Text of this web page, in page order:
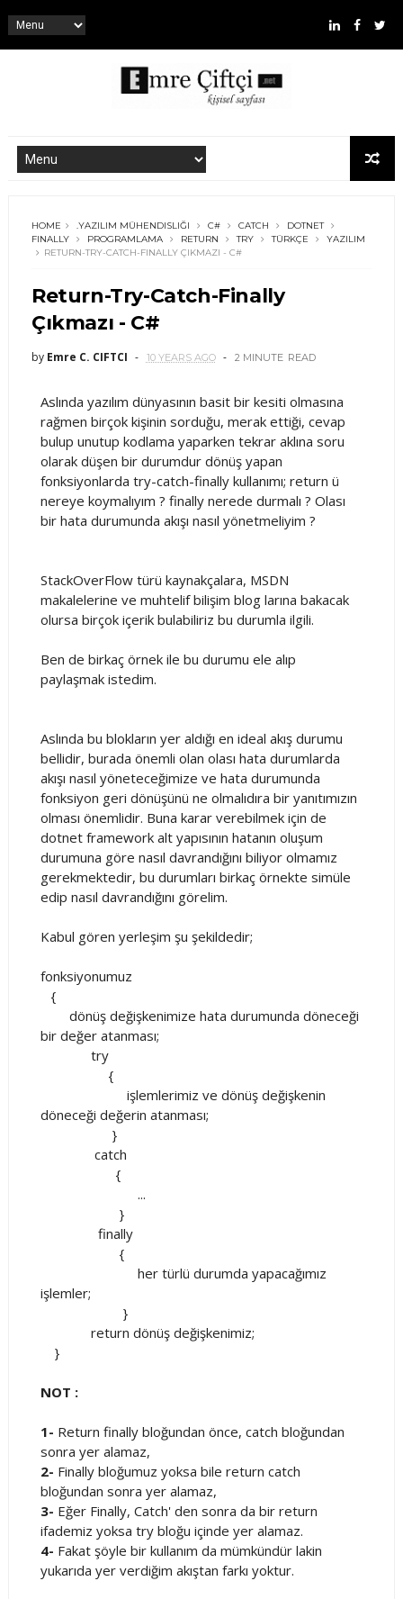
HOME .YAZILIM MÜHENDISLIĞI C# CATCH
DOTNET
FINALLY
PROGRAMLAMA RETURN TRY TÜRKÇE
YAZILIM
RETURN-TRY-CATCH-FINALLY ÇIKMAZI - C#
Return-Try-Catch-Finally
Çıkmazı - C#
by Emre C. CIFTCI 10 YEARS AGO 2 MINUTE READ
Aslında yazılım dünyasının basit bir kesiti olmasına
rağmen birçok kişinin sorduğu, merak ettiği, cevap
bulup unutup kodlama yaparken tekrar aklına soru
olarak düşen bir durumdur dönüş yapan
fonksiyonlarda try-catch-finally kullanımı; return ü
nereye koymalıyım ? finally nerede durmalı ? Olası
bir hata durumunda akışı nasıl yönetmeliyim ?
StackOverFlow türü kaynakçalara, MSDN
makalelerine ve muhtelif bilişim blog larına bakacak
olursa birçok içerik bulabiliriz bu durumla ilgili.
Ben de birkaç örnek ile bu durumu ele alıp
paylaşmak istedim.
Aslında bu blokların yer aldığı en ideal akış durumu
bellidir, burada önemli olan olası hata durumlarda
akışı nasıl yöneteceğimize ve hata durumunda
fonksiyon geri dönüşünü ne olmalıdıra bir yanıtımızın
olması önemlidir. Buna karar verebilmek için de
dotnet framework alt yapısının hatanın oluşum
durumuna göre nasıl davrandığını biliyor olmamız
gerekmektedir, bu durumları birkaç örnekte simüle
edip nasıl davrandığını görelim.
Kabul gören yerleşim şu şekildedir;
fonksiyonumuz
{
dönüş değişkenimize hata durumunda döneceği
bir değer atanması;
try
{
işlemlerimiz ve dönüş değişkenin
döneceği değerin atanması;
}
catch
{
...
}
finally
{
her türlü durumda yapacağımız
işlemler;
}
return dönüş değişkenimiz;
}
NOT :
1- Return finally bloğundan önce, catch bloğundan
sonra yer alamaz,
2- Finally bloğumuz yoksa bile return catch
bloğundan sonra yer alamaz,
3- Eğer Finally, Catch' den sonra da bir return
ifademiz yoksa try bloğu içinde yer alamaz.
4- Fakat şöyle bir kullanım da mümkündür lakin
yukarıda yer verdiğim akıştan farkı yoktur.